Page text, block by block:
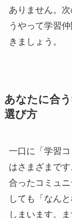
ありません。
うやって学習
きましょう。
あなたに合
選び方
一口に「学習
はさまざまで
合ったコミュ
しても「なん
しまいます。